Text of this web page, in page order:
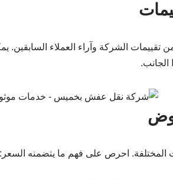
تقييمات الشركة وآراء العملاء السابقين.
الجانب.
احرص على فهم ما يتضمنه السعر: